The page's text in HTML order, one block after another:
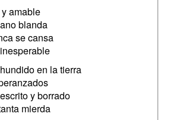
amable
blanda
se cansa
en la tierra
y borrado
mierda